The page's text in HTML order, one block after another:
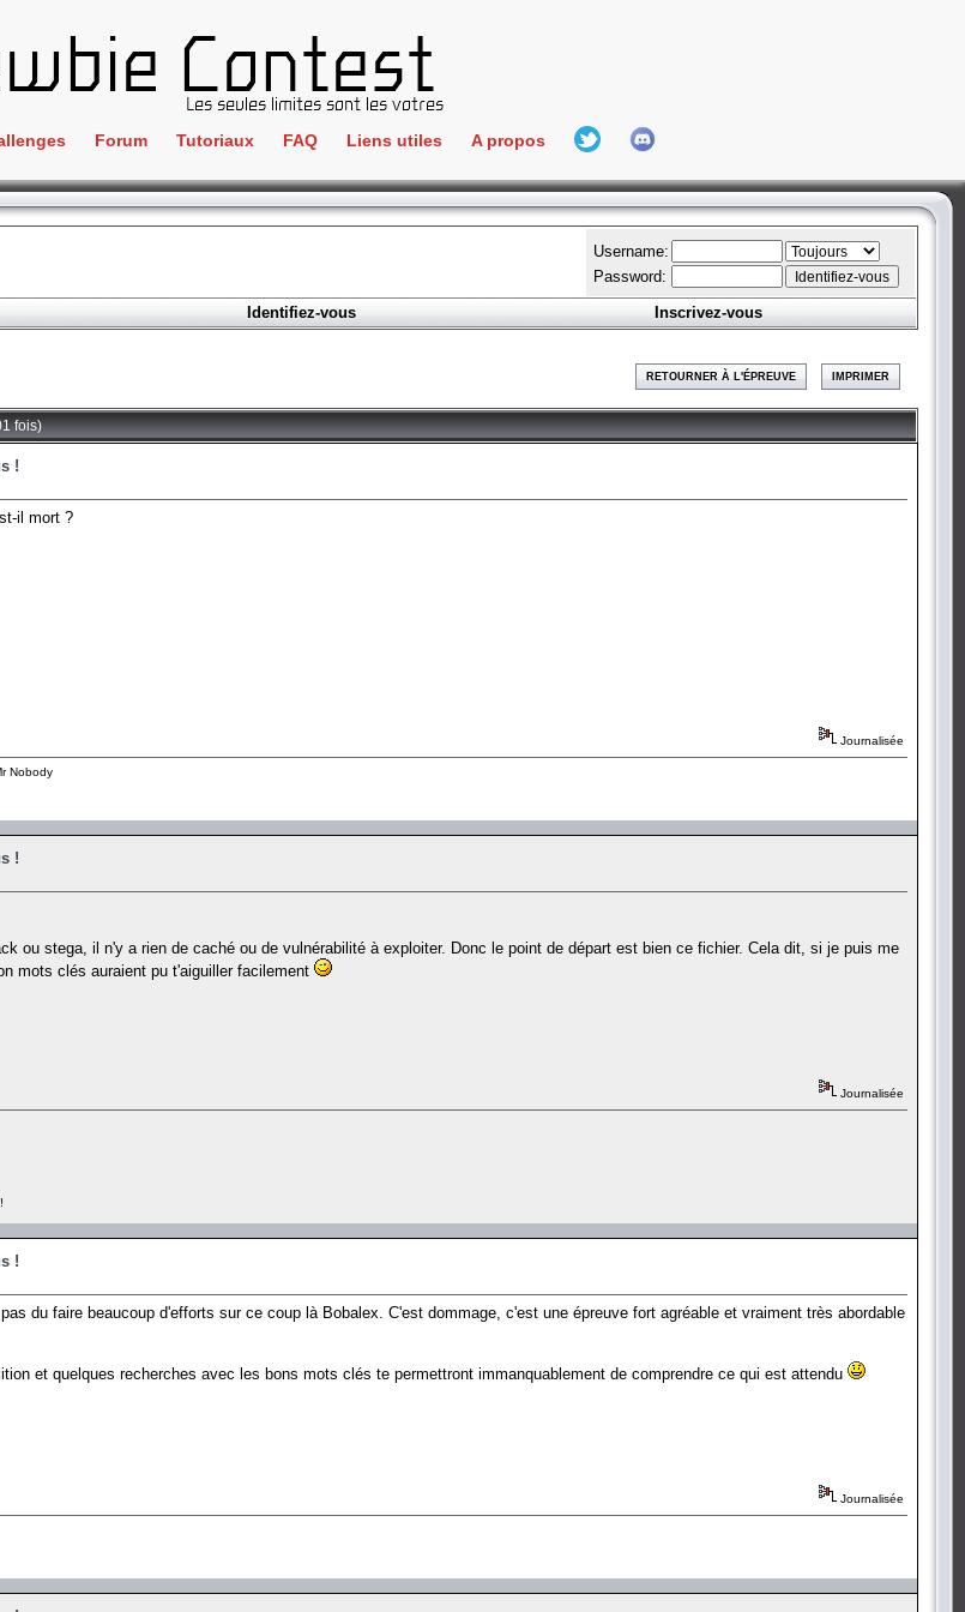
Stéganographie
Forum Tutoriaux FAQ Liens utiles
IRC
Newbie Connect
Partenaires
Goodies
L'incubateur
A propos
L'équipe
Hall Of Fame
Username:
Password:
Identifiez-vous Inscrivez-vous
RETOURNER À L'ÉPREUVE IMPRIMER
fois)
!
il mort ?
Journalisée
Nobody
!
ou stega, il n'y a rien de caché ou de vulnérabilité à exploiter. Donc le point de départ est bien ce fichier. Cela dit, si je puis me
mots clés auraient pu t'aiguiller facilement
Journalisée
!
du faire beaucoup d'efforts sur ce coup là Bobalex. C'est dommage, c'est une épreuve fort agréable et vraiment très abordable
et quelques recherches avec les bons mots clés te permettront immanquablement de comprendre ce qui est attendu
Journalisée